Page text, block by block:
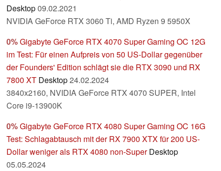
Desktop09.02.2021
NVIDIA GeForce RTX 3060 Ti, AMD Ryzen 9 5950X
0%Gigabyte GeForce RTX 4070 Super Gaming OC 12G
im Test: Für einen Aufpreis von 50 US-Dollar gegenüber
der Founders' Edition schlägt sie die RTX 3090 und RX
7800 XT Desktop24.02.2024
3840x2160, NVIDIA GeForce RTX 4070 SUPER, Intel
Core i9-13900K
0%Gigabyte GeForce RTX 4080 Super Gaming OC 16G
Test: Schlagabtausch mit der RX 7900 XTX für 200 US-
Dollar weniger als RTX 4080 non-Super Desktop
05.05.2024